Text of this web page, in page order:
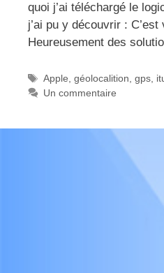
quoi j’ai téléchargé le
j’ai pu y découvrir :
Heureusement des
Étiquettes
Apple, géolocalition, gps,
Un commentaire